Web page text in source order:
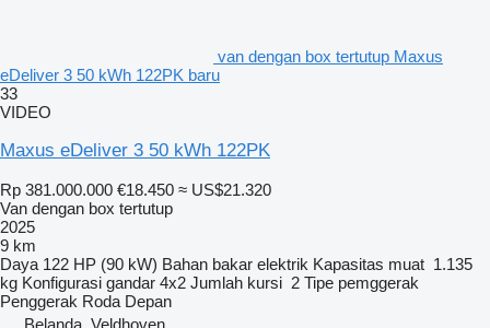
van dengan box tertutup Maxus
eDeliver 3 50 kWh 122PK baru
33
VIDEO
Maxus eDeliver 3 50 kWh 122PK
Rp 381.000.000 €18.450 ≈ US$21.320
Van dengan box tertutup
2025
9 km
Daya 122 HP (90 kW) Bahan bakar elektrik Kapasitas muat 1.135
kg Konfigurasi gandar 4x2 Jumlah kursi 2 Tipe pemggerak
Penggerak Roda Depan
Belanda, Veldhoven